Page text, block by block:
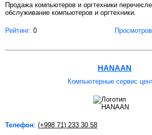
Продажа компьютеров и оргтехники
обслуживание компьютеров и оргтехники.
Рейтинг: 0 Просмотров
HANAAN
Компьютерные сервис
Телефон: (+998 71) 233 30 58